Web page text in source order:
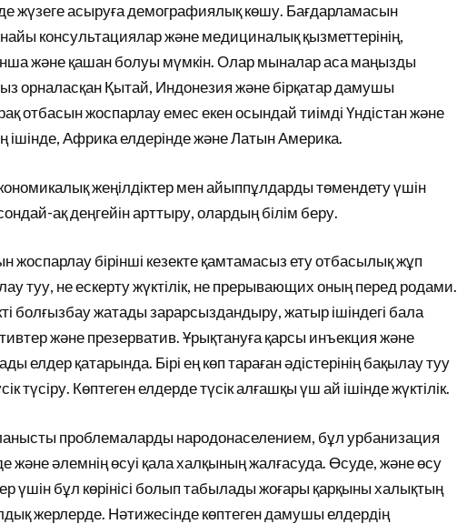
жүзеге асыруға демографиялық көшу. Бағдарламасын
консультациялар және медициналық қызметтерінің,
және қашан болуы мүмкін. Олар мыналар аса маңызды
орналасқан Қытай, Индонезия және бірқатар дамушы
отбасын жоспарлау емес екен осындай тиімді Үндістан және
Африка елдерінде және Латын Америка.
жеңілдіктер мен айыппұлдарды төмендету үшін
ақ деңгейін арттыру, олардың білім беру.
жоспарлау бірінші кезекте қамтамасыз ету отбасылық жұп
туу, не ескерту жүктілік, не прерывающих оның перед родами.
болғызбау жатады зарарсыздандыру, жатыр ішіндегі бала
және презерватив. Ұрықтануға қарсы инъекция және
қатарында. Бірі ең көп тараған әдістерінің бақылау туу
Көптеген елдерде түсік алғашқы үш ай ішінде жүктілік.
проблемаларды народонаселением, бұл урбанизация
және әлемнің өсуі қала халқының жалғасуда. Өсуде, және өсу
үшін бұл көрінісі болып табылады жоғары қарқыны халықтың
жерлерде. Нәтижесінде көптеген дамушы елдердің